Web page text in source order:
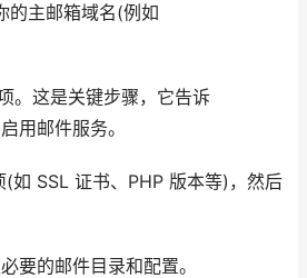
的主邮箱域名(例如
。这是关键步骤，它告诉
用邮件服务。
如 SSL 证书、PHP 版本等)，然后
要的邮件目录和配置。